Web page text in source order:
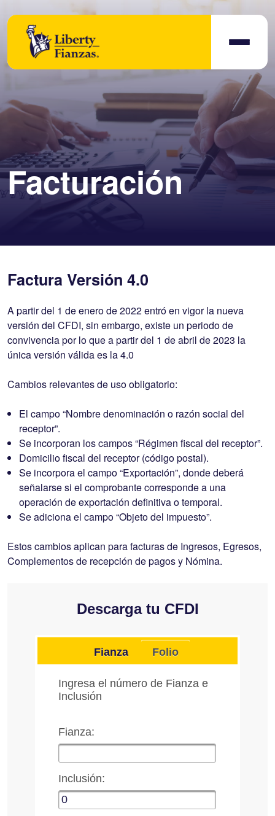
Facturación
Factura Versión 4.0
A partir del 1 de enero de 2022 entró en vigor la nueva
versión del CFDI, sin embargo, existe un periodo de
convivencia por lo que a partir del 1 de abril de 2023 la
única versión válida es la 4.0
Cambios relevantes de uso obligatorio:
El campo “Nombre denominación o razón social del
receptor”.
Se incorporan los campos “Régimen fiscal del receptor”.
Domicilio fiscal del receptor (código postal).
Se incorpora el campo “Exportación”, donde deberá
señalarse si el comprobante corresponde a una
operación de exportación definitiva o temporal.
Se adiciona el campo “Objeto del impuesto”.
Estos cambios aplican para facturas de Ingresos, Egresos,
Complementos de recepción de pagos y Nómina.